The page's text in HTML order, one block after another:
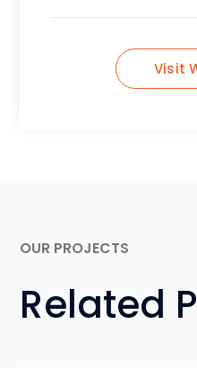
Visit
OUR PROJECTS
Related